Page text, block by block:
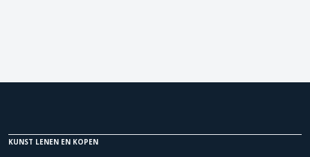
KUNST LENEN EN KOPEN